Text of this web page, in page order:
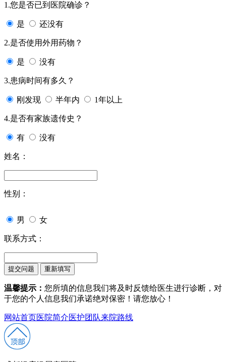
1.您是否已到医院确诊？
是 还没有
2.是否使用外用药物？
是 没有
3.患病时间有多久？
刚发现 半年内 1年以上
4.是否有家族遗传史？
有 没有
姓名：
性别：
男 女
联系方式：
温馨提示： 您所填的信息我们将及时反馈给医生进行诊断，对
于您的个人信息我们承诺绝对保密！请您放心！
网站首页医院简介医护团队来院路线